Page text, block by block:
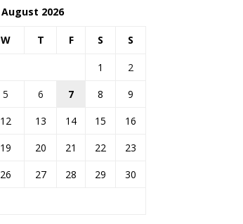
August 2026
W T F S S
1
2
5 6 7 8
9
12 13 14 15
16
19 20 21 22
23
26 27 28 29
30